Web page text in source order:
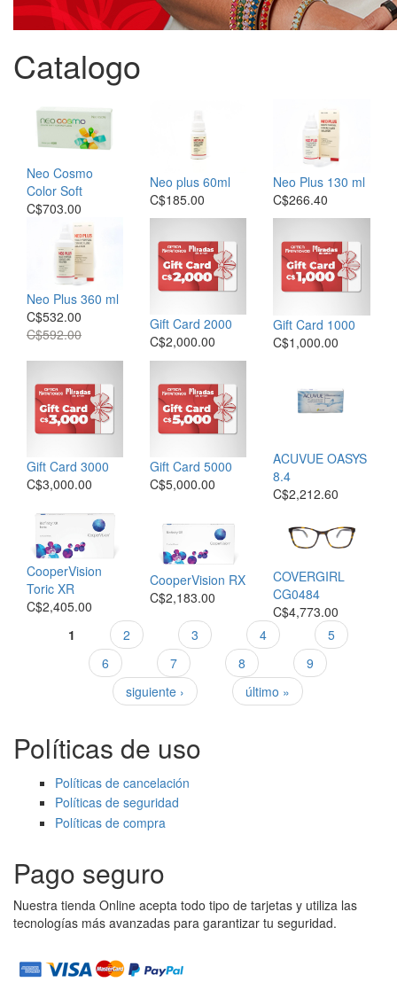
Catalogo
Neo Cosmo
Color Soft
C$703.00
Neo plus 60ml
C$185.00
Neo Plus 130 ml
C$266.40
Neo Plus 360 ml
C$532.00
C$592.00
Gift Card 2000
C$2,000.00
Gift Card 1000
C$1,000.00
Gift Card 3000
C$3,000.00
Gift Card 5000
C$5,000.00
ACUVUE OASYS
8.4
C$2,212.60
CooperVision
Toric XR
C$2,405.00
CooperVision RX
C$2,183.00
COVERGIRL
CG0484
C$4,773.00
Páginas
1 2 3 4
5
6
7 8
9
siguiente ›
último »
Políticas de uso
Políticas de cancelación
Políticas de seguridad
Políticas de compra
Pago seguro
Nuestra tienda Online acepta todo tipo de tarjetas y utiliza las
tecnologías más avanzadas para garantizar tu seguridad.